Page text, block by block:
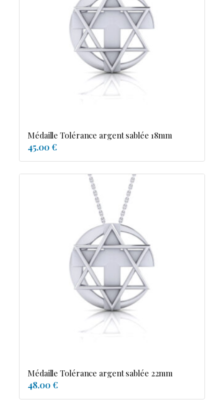
Médaille Tolérance argent sablée 18mm
45.00 €
Médaille Tolérance argent sablée 22mm
48.00 €